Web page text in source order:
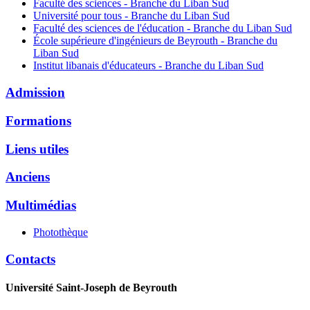
Faculté des sciences - Branche du Liban Sud
Université pour tous - Branche du Liban Sud
Faculté des sciences de l'éducation - Branche du Liban Sud
École supérieure d'ingénieurs de Beyrouth - Branche du
Liban Sud
Institut libanais d'éducateurs - Branche du Liban Sud
Admission
Formations
Liens utiles
Anciens
Multimédias
Photothèque
Contacts
Université Saint-Joseph de Beyrouth